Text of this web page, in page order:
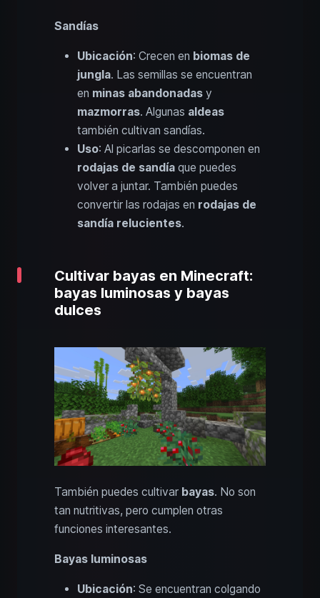
Sandías
Ubicación: Crecen en biomas de
jungla. Las semillas se encuentran
en minas abandonadas y
mazmorras. Algunas aldeas
también cultivan sandías.
Uso: Al picarlas se descomponen en
rodajas de sandía que puedes
volver a juntar. También puedes
convertir las rodajas en rodajas de
sandía relucientes.
Cultivar bayas en Minecraft:
bayas luminosas y bayas
dulces
También puedes cultivar bayas. No son
tan nutritivas, pero cumplen otras
funciones interesantes.
Bayas luminosas
Ubicación: Se encuentran colgando